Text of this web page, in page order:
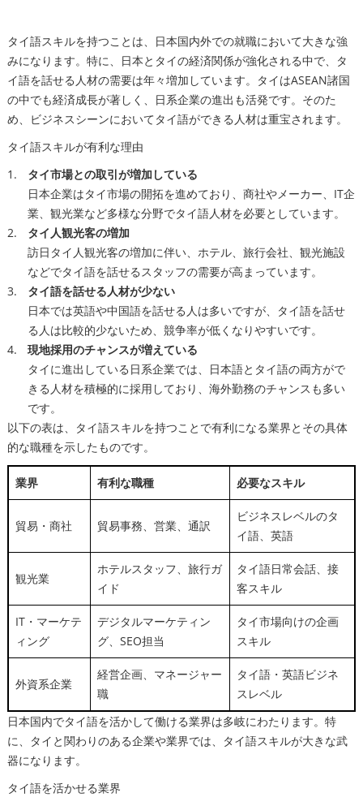
タイ語スキルを持つことは、日本国内外での就職において大きな強
みになります。特に、日本とタイの経済関係が強化される中で、タ
イ語を話せる人材の需要は年々増加しています。タイはASEAN諸国
の中でも経済成長が著しく、日系企業の進出も活発です。そのた
め、ビジネスシーンにおいてタイ語ができる人材は重宝されます。
タイ語スキルが有利な理由
タイ市場との取引が増加している
日本企業はタイ市場の開拓を進めており、商社やメーカー、IT企
業、観光業など多様な分野でタイ語人材を必要としています。
タイ人観光客の増加
訪日タイ人観光客の増加に伴い、ホテル、旅行会社、観光施設
などでタイ語を話せるスタッフの需要が高まっています。
タイ語を話せる人材が少ない
日本では英語や中国語を話せる人は多いですが、タイ語を話せ
る人は比較的少ないため、競争率が低くなりやすいです。
現地採用のチャンスが増えている
タイに進出している日系企業では、日本語とタイ語の両方がで
きる人材を積極的に採用しており、海外勤務のチャンスも多い
です。
以下の表は、タイ語スキルを持つことで有利になる業界とその具体
的な職種を示したものです。
業界 有利な職種 必要なスキル
貿易・商社 貿易事務、営業、通訳
ビジネスレベルのタ
イ語、英語
観光業
ホテルスタッフ、旅行ガ
イド
タイ語日常会話、接
客スキル
IT・マーケテ
ィング
デジタルマーケティン
グ、SEO担当
タイ市場向けの企画
スキル
外資系企業
経営企画、マネージャー
職
タイ語・英語ビジネ
スレベル
日本国内でタイ語を活かして働ける業界は多岐にわたります。特
に、タイと関わりのある企業や業界では、タイ語スキルが大きな武
器になります。
タイ語を活かせる業界